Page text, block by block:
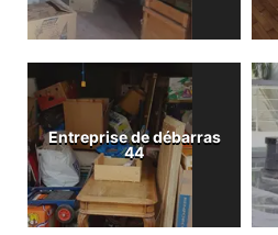
Entreprise de débarras
44